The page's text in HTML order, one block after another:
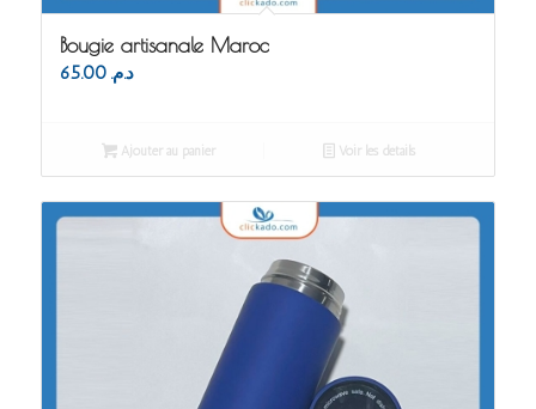
Bougie artisanale Maroc
د.م. 65.00
Ajouter au panier Voir les détails